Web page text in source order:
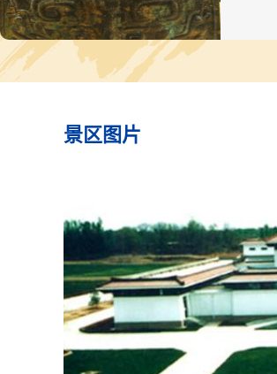
位置
过
“四
河的
的历
周时
界上
该遗
护单
馆予
建成
景区图片